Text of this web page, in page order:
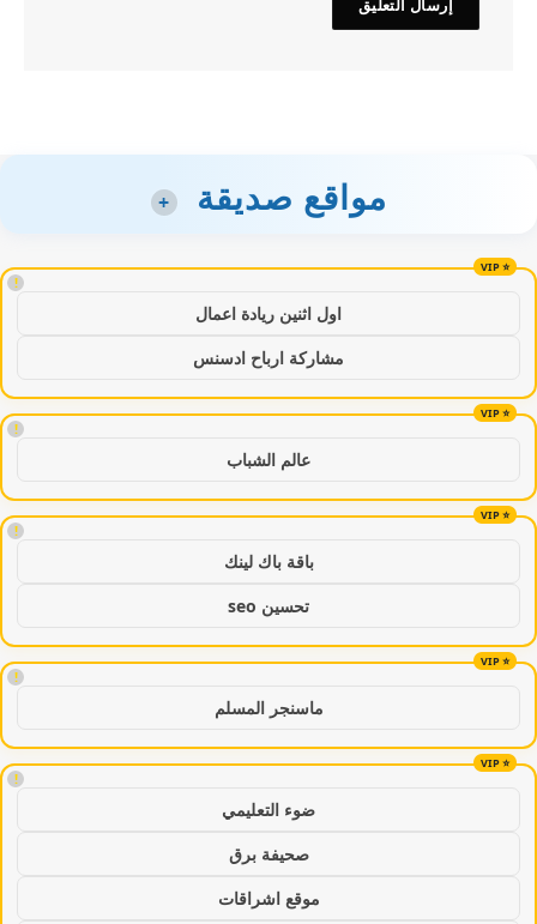
مواقع صديقة +
!
اول اثنين ريادة اعمال
مشاركة ارباح ادسنس
!
عالم الشباب
!
باقة باك لينك
تحسين seo
!
ماسنجر المسلم
!
ضوء التعليمي
صحيفة برق
موقع اشراقات